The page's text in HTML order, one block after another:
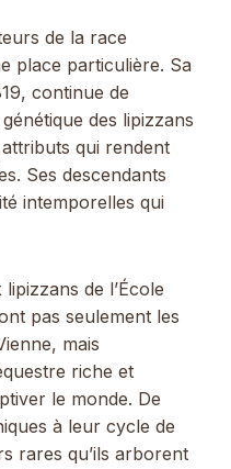
de la race
place particulière. Sa
continue de
des lipizzans
qui rendent
Ses descendants
intemporelles qui
de l’École
pas seulement les
mais
riche et
le monde. De
à leur cycle de
rares qu’ils arborent